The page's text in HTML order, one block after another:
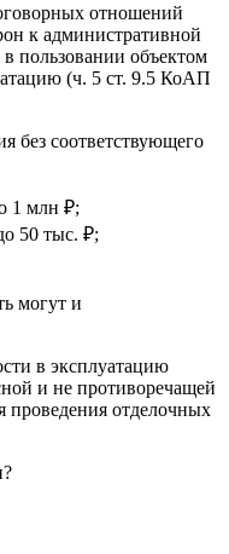
отношений
к административной
пользовании объектом
(ч. 5 ст. 9.5 КоАП
без соответствующего
1 млн ₽;
50 тыс. ₽;
могут и
в эксплуатацию
и не противоречащей
проведения отделочных